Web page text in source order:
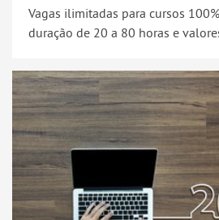
Vagas ilimitadas para cursos
duração de 20 a 80 horas e valores